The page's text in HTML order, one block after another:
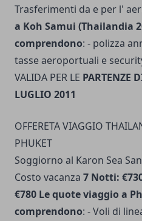
Trasferimenti da e per l'
a Koh Samui (Thailandia
comprendono: - polizza
tasse aeroportuali e
VALIDA PER LE PARTENZE
LUGLIO 2011
OFFERETA VIAGGIO
PHUKET
Soggiorno al Karon Sea
Costo vacanza 7 Notti:
€780 Le quote viaggio a
comprendono: - Voli di